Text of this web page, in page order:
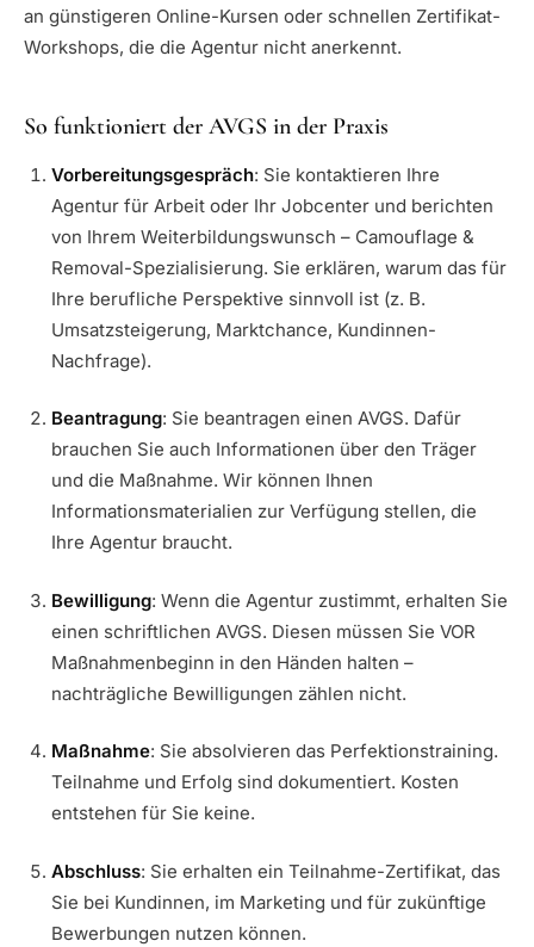
an günstigeren Online-Kursen oder schnellen Zertifikat-
Workshops, die die Agentur nicht anerkennt.
So funktioniert der AVGS in der Praxis
Vorbereitungsgespräch: Sie kontaktieren Ihre
Agentur für Arbeit oder Ihr Jobcenter und berichten
von Ihrem Weiterbildungswunsch – Camouflage &
Removal-Spezialisierung. Sie erklären, warum das für
Ihre berufliche Perspektive sinnvoll ist (z. B.
Umsatzsteigerung, Marktchance, Kundinnen-
Nachfrage).
Beantragung: Sie beantragen einen AVGS. Dafür
brauchen Sie auch Informationen über den Träger
und die Maßnahme. Wir können Ihnen
Informationsmaterialien zur Verfügung stellen, die
Ihre Agentur braucht.
Bewilligung: Wenn die Agentur zustimmt, erhalten Sie
einen schriftlichen AVGS. Diesen müssen Sie VOR
Maßnahmenbeginn in den Händen halten –
nachträgliche Bewilligungen zählen nicht.
Maßnahme: Sie absolvieren das Perfektionstraining.
Teilnahme und Erfolg sind dokumentiert. Kosten
entstehen für Sie keine.
Abschluss: Sie erhalten ein Teilnahme-Zertifikat, das
Sie bei Kundinnen, im Marketing und für zukünftige
Bewerbungen nutzen können.